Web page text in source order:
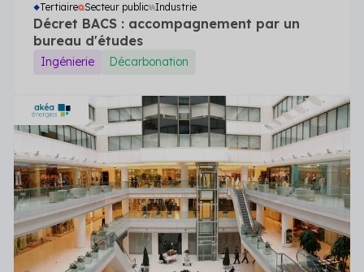
Tertiaire Secteur public Industrie
Décret BACS : accompagnement par un
bureau d'études
Ingénierie Décarbonation